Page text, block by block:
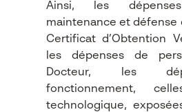
Ainsi, les
maintenance et défense
Certificat d’Obtention
les dépenses de
Docteur, les
fonctionnement,
technologique,